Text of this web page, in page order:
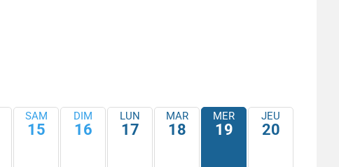
SAM
15
DIM
16
LUN
17
MAR
18
MER
19
JEU
20